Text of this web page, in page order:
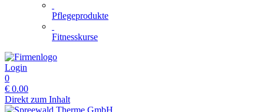
Pflegeprodukte
Fitnesskurse
Login
0
€ 0.00
Direkt zum Inhalt